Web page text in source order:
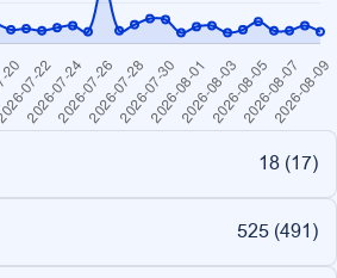
18 (17)
525 (491)